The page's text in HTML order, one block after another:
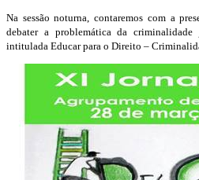
Na sessão noturna, contaremos com a
debater a problemática da
intitulada Educar para o Direito –